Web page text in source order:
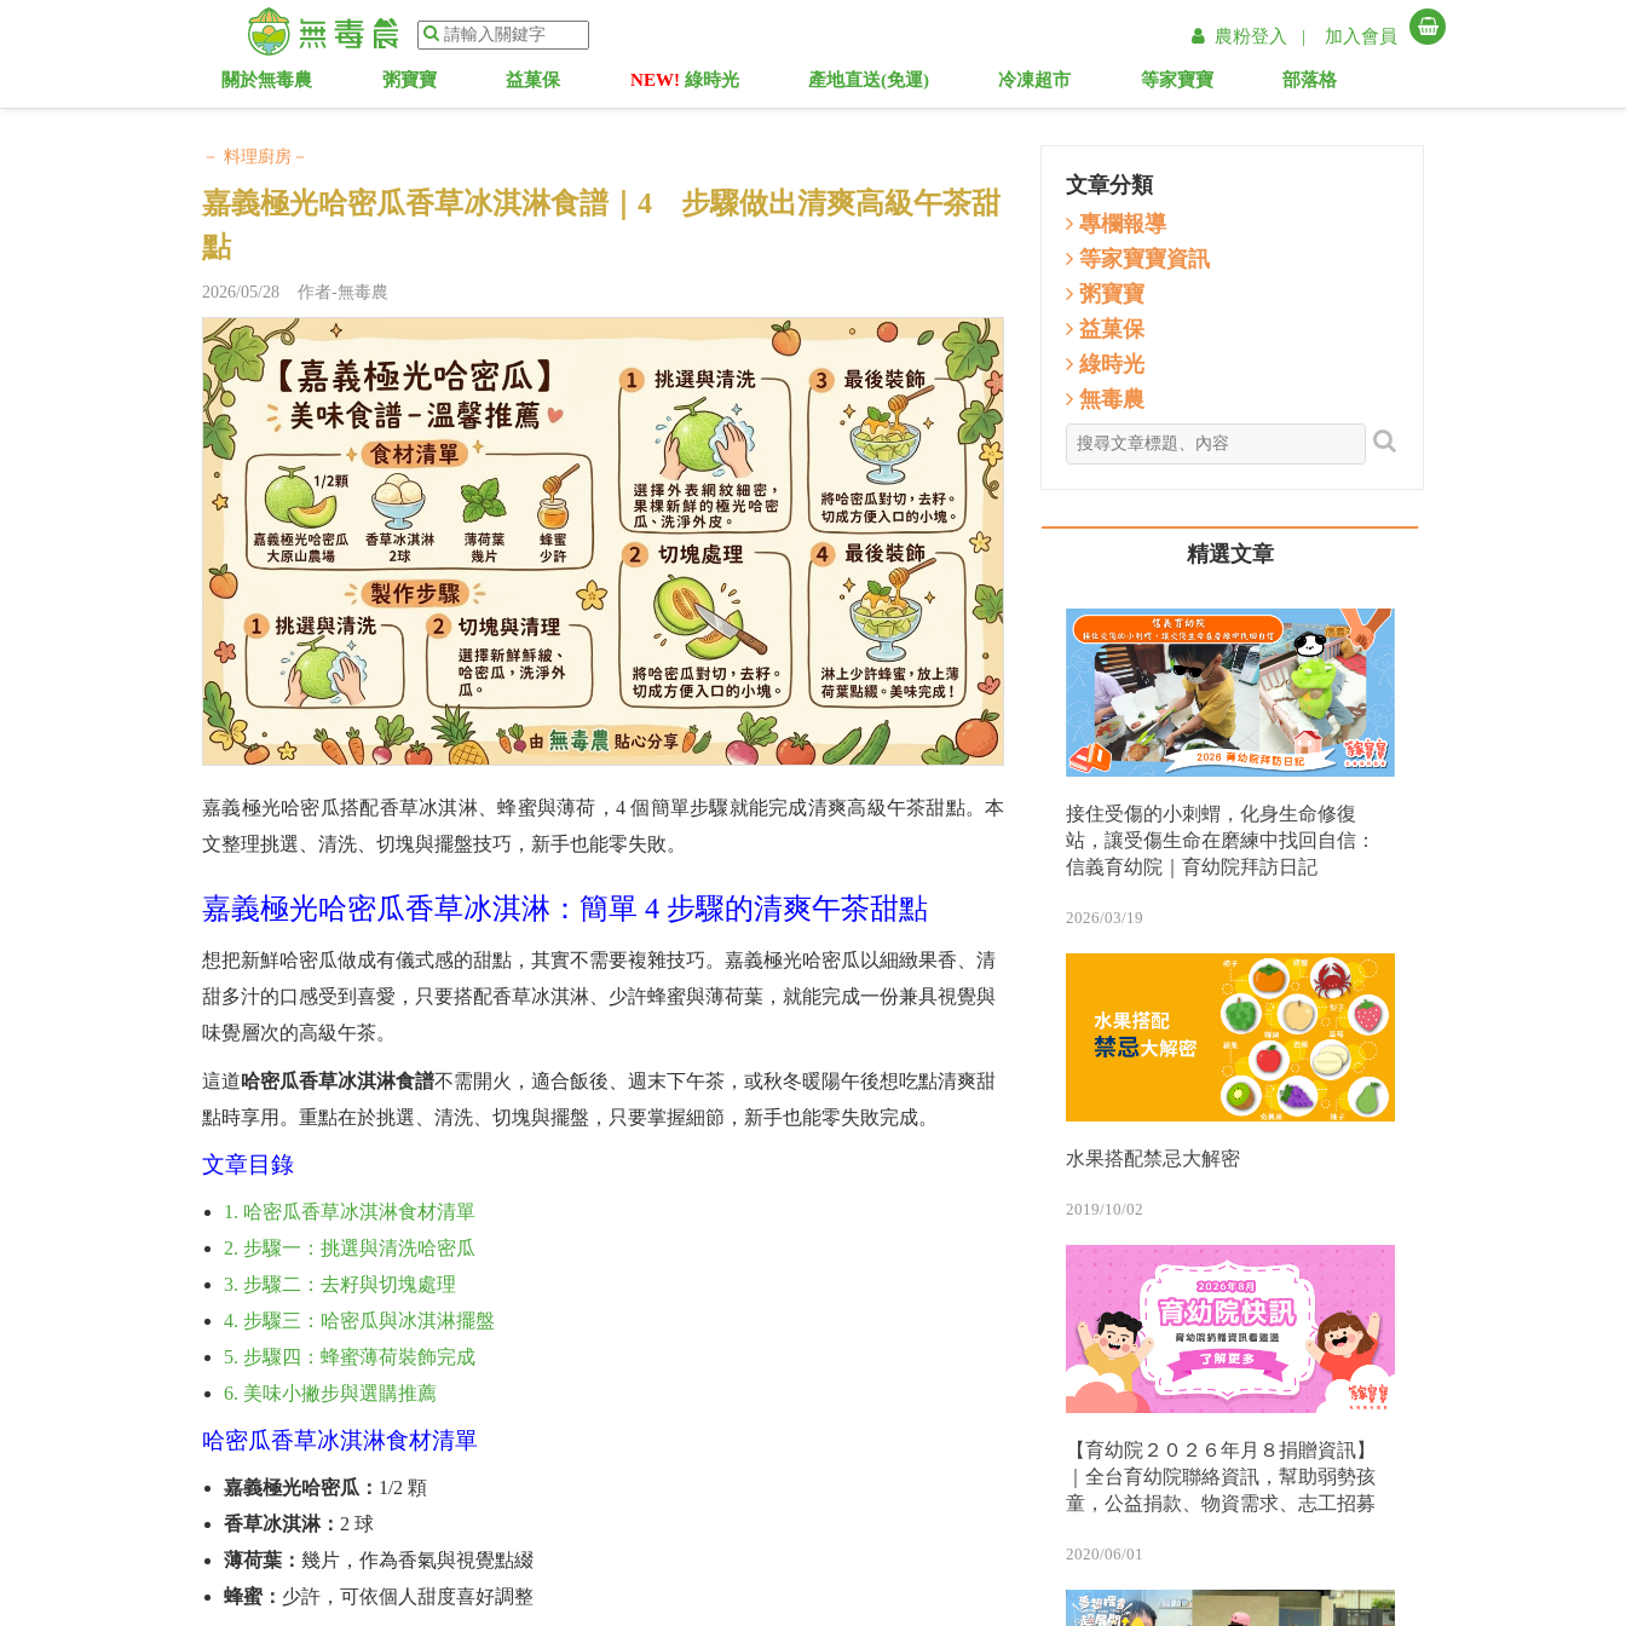
農粉登入 | 加入會員
關於無毒農 粥寶寶 益菓保 NEW! 綠時光 產地直送(免運) 冷凍超市 等家寶寶 部落格
－ 料理廚房－
嘉義極光哈密瓜香草冰淇淋食譜｜4 步驟做出清爽高級午茶甜
點
2026/05/28 作者-無毒農
嘉義極光哈密瓜搭配香草冰淇淋、蜂蜜與薄荷，4 個簡單步驟就能完成清爽高級午茶甜點。本
文整理挑選、清洗、切塊與擺盤技巧，新手也能零失敗。
嘉義極光哈密瓜香草冰淇淋：簡單 4 步驟的清爽午茶甜點
想把新鮮哈密瓜做成有儀式感的甜點，其實不需要複雜技巧。嘉義極光哈密瓜以細緻果香、清
甜多汁的口感受到喜愛，只要搭配香草冰淇淋、少許蜂蜜與薄荷葉，就能完成一份兼具視覺與
味覺層次的高級午茶。
這道哈密瓜香草冰淇淋食譜不需開火，適合飯後、週末下午茶，或秋冬暖陽午後想吃點清爽甜
點時享用。重點在於挑選、清洗、切塊與擺盤，只要掌握細節，新手也能零失敗完成。
文章目錄
1. 哈密瓜香草冰淇淋食材清單
2. 步驟一：挑選與清洗哈密瓜
3. 步驟二：去籽與切塊處理
4. 步驟三：哈密瓜與冰淇淋擺盤
5. 步驟四：蜂蜜薄荷裝飾完成
6. 美味小撇步與選購推薦
哈密瓜香草冰淇淋食材清單
嘉義極光哈密瓜： 1/2 顆
香草冰淇淋： 2 球
薄荷葉： 幾片，作為香氣與視覺點綴
蜂蜜： 少許，可依個人甜度喜好調整
文章分類
專欄報導
等家寶寶資訊
粥寶寶
益菓保
綠時光
無毒農
精選文章
接住受傷的小刺蝟，化身生命修復
站，讓受傷生命在磨練中找回自信：
信義育幼院｜育幼院拜訪日記
2026/03/19
水果搭配禁忌大解密
2019/10/02
【育幼院２０２６年月８捐贈資訊】
｜全台育幼院聯絡資訊，幫助弱勢孩
童，公益捐款、物資需求、志工招募
2020/06/01